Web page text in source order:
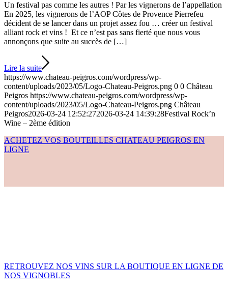
Un festival pas comme les autres ! Par les vignerons de l’appellation
En 2025, les vignerons de l’AOP Côtes de Provence Pierrefeu
décident de se lancer dans un projet assez fou … créer un festival
alliant rock et vins ! Et ce n’est pas sans fierté que nous vous
annonçons que suite au succès de […]
Lire la suite
https://www.chateau-peigros.com/wordpress/wp-
content/uploads/2023/05/Logo-Chateau-Peigros.png 0 0 Château
Peigros https://www.chateau-peigros.com/wordpress/wp-
content/uploads/2023/05/Logo-Chateau-Peigros.png Château
Peigros2026-03-24 12:52:272026-03-24 14:39:28Festival Rock’n
Wine – 2ème édition
ACHETEZ VOS BOUTEILLES CHATEAU PEIGROS EN
LIGNE
RETROUVEZ NOS VINS SUR LA BOUTIQUE EN LIGNE DE
NOS VIGNOBLES